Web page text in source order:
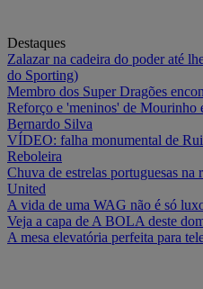
Destaques
Zalazar na cadeira do poder até
do Sporting)
Membro dos Super Dragões
Reforço e 'meninos' de Mourinho
Bernardo Silva
VÍDEO: falha monumental de Rui
Reboleira
Chuva de estrelas portuguesas
United
A vida de uma WAG não é só
Veja a capa de A BOLA deste
A mesa elevatória perfeita para